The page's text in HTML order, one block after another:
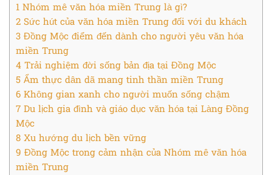
1 Nhóm mê văn hóa miền Trung là gì?
2 Sức hút của văn hóa miền Trung đối với du khách
3 Đồng Mộc điểm đến dành cho người yêu văn hóa
miền Trung
4 Trải nghiệm đời sống bản địa tại Đồng Mộc
5 Ẩm thực dân dã mang tinh thần miền Trung
6 Không gian xanh cho người muốn sống chậm
7 Du lịch gia đình và giáo dục văn hóa tại Làng Đồng
Mộc
8 Xu hướng du lịch bền vững
9 Đồng Mộc trong cảm nhận của Nhóm mê văn hóa
miền Trung